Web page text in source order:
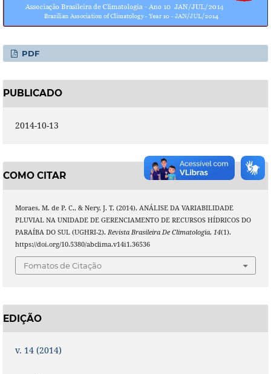
PDF
PUBLICADO
2014-10-13
COMO CITAR
Moraes, M. de P. C., & Nery, J. T. (2014). ANÁLISE DA VARIABILIDADE
PLUVIAL NA UNIDADE DE GERENCIAMENTO DE RECURSOS HÍDRICOS DO
PARAÍBA DO SUL (UGHRI-2). Revista Brasileira De Climatologia, 14(1).
https://doi.org/10.5380/abclima.v14i1.36536
Fomatos de Citação
EDIÇÃO
v. 14 (2014)